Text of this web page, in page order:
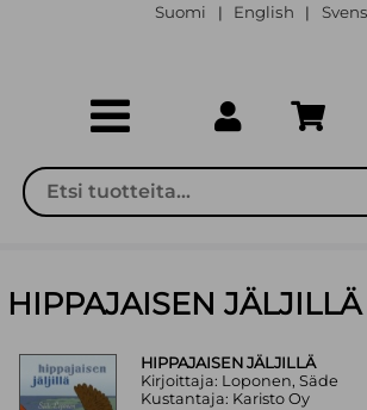
Suomi | English |
HIPPAJAISEN JÄLJILLÄ
HIPPAJAISEN JÄLJILLÄ
Kirjoittaja: Loponen, Säde
Kustantaja: Karisto Oy